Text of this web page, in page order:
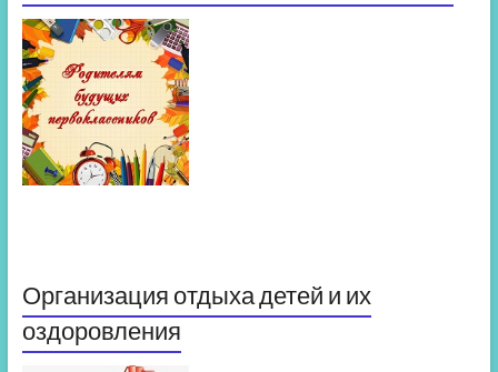
Организация отдыха детей и их
оздоровления